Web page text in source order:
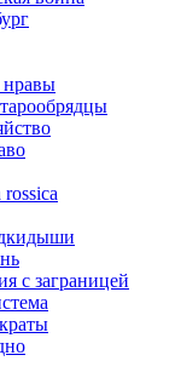
нравы
rossica
с заграницей